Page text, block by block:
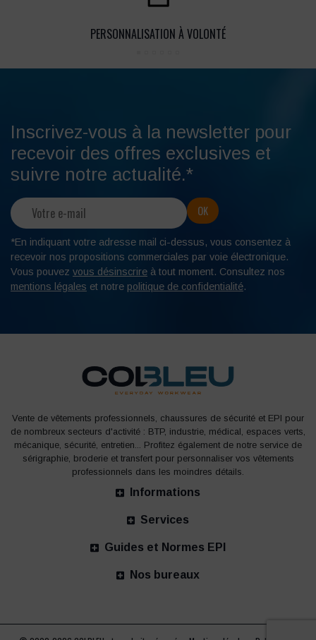
PERSONNALISATION À VOLONTÉ
Inscrivez-vous à la newsletter pour
recevoir des offres exclusives et
suivre notre actualité.*
*En indiquant votre adresse mail ci-dessus, vous consentez à
recevoir nos propositions commerciales par voie électronique.
Vous pouvez vous désinscrire à tout moment. Consultez nos
mentions légales et notre politique de confidentialité.
Vente de vêtements professionnels, chaussures de sécurité et EPI pour
de nombreux secteurs d'activité : BTP, industrie, médical, espaces verts,
mécanique, sécurité, entretien... Profitez également de notre service de
sérigraphie, broderie et transfert pour personnaliser vos vêtements
professionnels dans les moindres détails.
Informations
Services
Guides et Normes EPI
Nos bureaux